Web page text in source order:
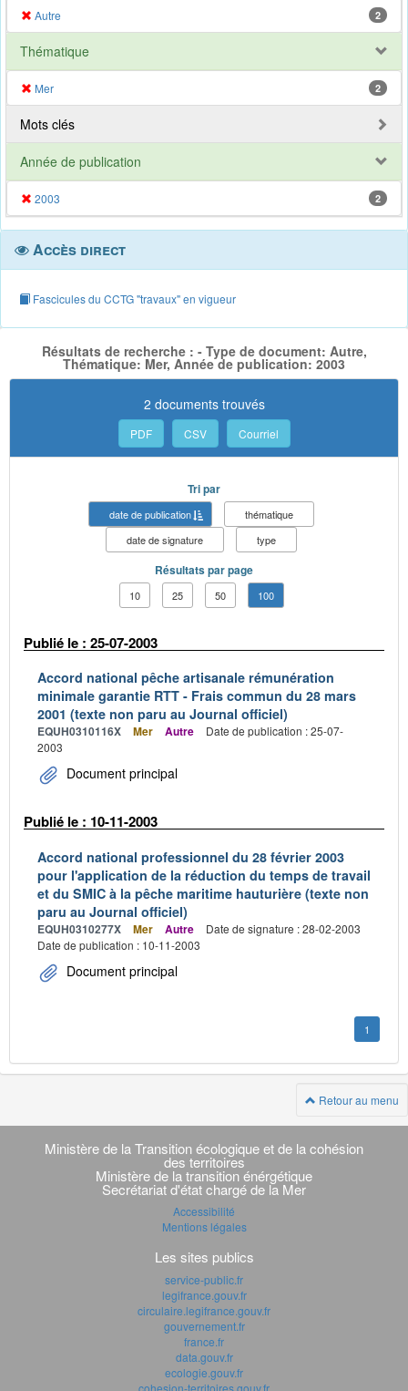
Autre 2
Thématique
Mer 2
Mots clés
Année de publication
2003 2
Accès direct
Fascicules du CCTG "travaux" en vigueur
Résultats de recherche : - Type de document: Autre,
Thématique: Mer, Année de publication: 2003
2 documents trouvés
PDF CSV Courriel
Tri par
date de publication
thématique
date de signature
type
Résultats par page
10 25 50 100
Publié le : 25-07-2003
Accord national pêche artisanale rémunération
minimale garantie RTT - Frais commun du 28 mars
2001 (texte non paru au Journal officiel)
EQUH0310116X Mer Autre
Date de publication : 25-07-
2003
Document principal
Publié le : 10-11-2003
Accord national professionnel du 28 février 2003
pour l'application de la réduction du temps de travail
et du SMIC à la pêche maritime hauturière (texte non
paru au Journal officiel)
EQUH0310277X Mer Autre
Date de signature : 28-02-2003
Date de publication : 10-11-2003
Document principal
1
Retour au menu
Navigation
transverse
Ministère de la Transition écologique et de la cohésion
des territoires
Ministère de la transition énérgétique
Secrétariat d'état chargé de la Mer
Accessibilité
Mentions légales
Les sites publics
service-public.fr
legifrance.gouv.fr
circulaire.legifrance.gouv.fr
gouvernement.fr
france.fr
data.gouv.fr
ecologie.gouv.fr
cohesion-territoires.gouv.fr